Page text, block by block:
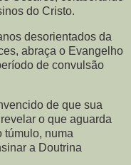
do Cristo.
desorientados da
abraça o Evangelho
de convulsão
de que sua
o que aguarda
túmulo, numa
a Doutrina